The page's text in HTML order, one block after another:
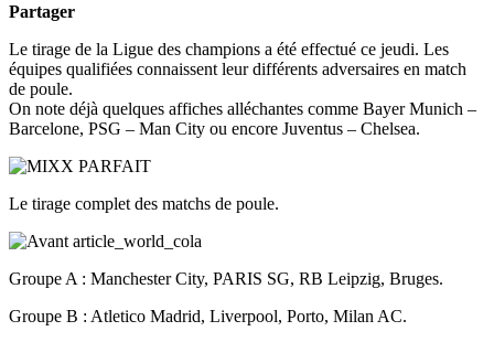
Partager
Le tirage de la Ligue des champions a été effectué ce jeudi. Les
équipes qualifiées connaissent leur différents adversaires en match
de poule.
On note déjà quelques affiches alléchantes comme Bayer Munich –
Barcelone, PSG – Man City ou encore Juventus – Chelsea.
Le tirage complet des matchs de poule.
Groupe A : Manchester City, PARIS SG, RB Leipzig, Bruges.
Groupe B : Atletico Madrid, Liverpool, Porto, Milan AC.